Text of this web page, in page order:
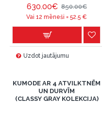
630.00€ 850.00€
Vai 12 mēneši =52.5 €
Uzdot jautājumu
KUMODE AR 4 ATVILKTNĒM
UN DURVĪM
(CLASSY GRAY KOLEKCIJA)